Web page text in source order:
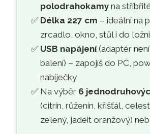
polodrahokamyna
Délka 227 cm – ideální na
zrcadlo, okno, stůl i do
USB napájení(adaptér
balení) – zapojíš do PC,
nabíječky
Na výběr 6
(citrín, růženín, křišťál,
zelený, jadeit oranžový)